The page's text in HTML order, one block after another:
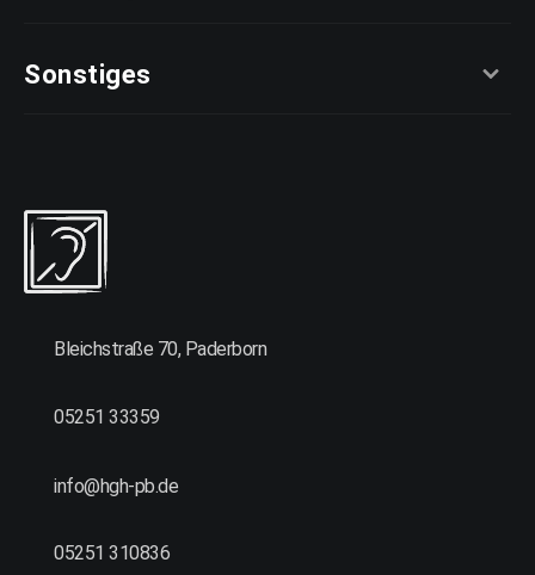
Sonstiges
Bleichstraße 70, Paderborn
05251 33359
info@hgh-pb.de
05251 310836